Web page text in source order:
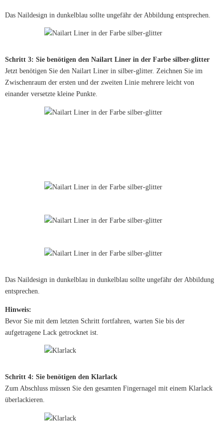
Das Naildesign in dunkelblau sollte ungefähr der Abbildung entsprechen.
Schritt 3: Sie benötigen den Nailart Liner in der Farbe silber-glitter
Jetzt benötigen Sie den Nailart Liner in silber-glitter. Zeichnen Sie im
Zwischenraum der ersten und der zweiten Linie mehrere leicht von
einander versetzte kleine Punkte.
Das Naildesign in dunkelblau in dunkelblau sollte ungefähr der Abbildung
entsprechen.
Hinweis:
Bevor Sie mit dem letzten Schritt fortfahren, warten Sie bis der
aufgetragene Lack getrocknet ist.
Schritt 4: Sie benötigen den Klarlack
Zum Abschluss müssen Sie den gesamten Fingernagel mit einem Klarlack
überlackieren.